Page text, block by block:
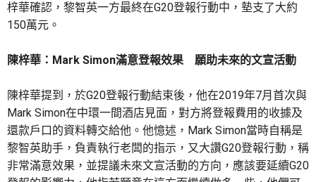
梓華確認，黎智英一方最終在G20登報行動中，墊支了大約
150萬元。
陳梓華：Mark Simon滿意登報效果 願助未來的文宣活動
陳梓華提到，於G20登報行動結束後，他在2019年7月首次與
Mark Simon在中環一間酒店見面，對方將登報費用的收據及
還款戶口的資料轉交給他。他憶述，Mark Simon當時自稱是
黎智英助手，負責執行老闆的指示，又大讚G20登報行動，稱
非常滿意效果，並提議未來文宣活動的方向，應該要延續G20